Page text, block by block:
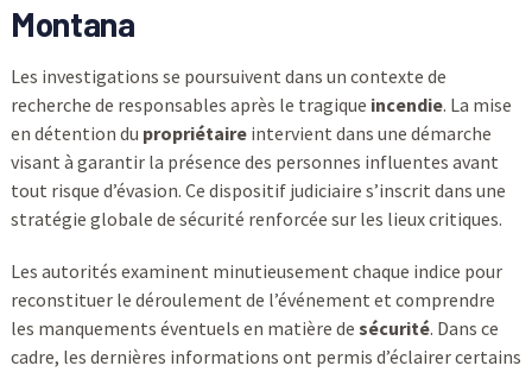
Montana
Les investigations se poursuivent dans un contexte de
recherche de responsables après le tragique incendie. La mise
en détention du propriétaireintervient dans une démarche
visant à garantir la présence des personnes influentes avant
tout risque d’évasion. Ce dispositif judiciaire s’inscrit dans une
stratégie globale de sécurité renforcée sur les lieux critiques.
Les autorités examinent minutieusement chaque indice pour
reconstituer le déroulement de l’événement et comprendre
les manquements éventuels en matière de sécurité. Dans ce
cadre, les dernières informations ont permis d’éclairer certains